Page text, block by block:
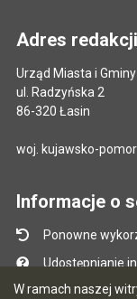
W ramach naszej
Adres
Urząd Miasta i
ul. Radzyńska 2
86-320 Łasin
woj. kujawsko-
Informacje o
Ponowne
Udostępnianie
Mapa serwisu